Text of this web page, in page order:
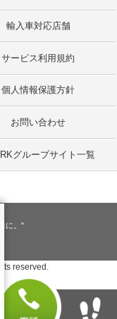
輸入車対応店舗
サービス利用規約
個人情報保護方針
お問い合わせ
グループサイト一覧
に。"
reserved.